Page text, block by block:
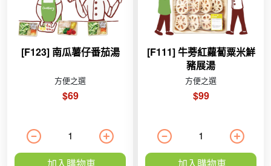
[F123] 南瓜薯仔番茄湯
方便之選
$69
加入購物車
[F111] 牛蒡紅蘿蔔粟米鮮
豬展湯
方便之選
$99
加入購物車